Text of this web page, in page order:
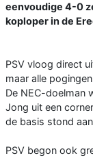
eenvoudige 4-0
koploper in de
PSV vloog direct
maar alle
De NEC-doelman
Jong uit een
de basis stond
PSV begon ook